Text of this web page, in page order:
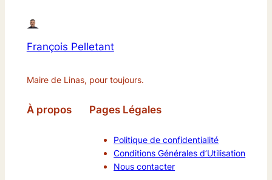
François Pelletant
Maire de Linas, pour toujours.
À propos Pages Légales
Politique de confidentialité
Conditions Générales d’Utilisation
Nous contacter